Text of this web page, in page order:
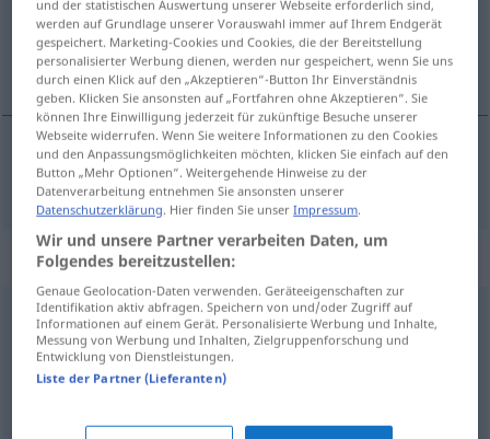
(Für mehr Details die Übersetzung anklicken/antippen)
直接の
直接の[chokusetsu no] direkt
Synonyme für "direkt"
unverändert
unumwunden
und der statistischen Auswertung unserer Webseite erforderlich sind,
werden auf Grundlage unserer Vorauswahl immer auf Ihrem Endgerät
gespeichert. Marketing-Cookies und Cookies, die der Bereitstellung
personalisierter Werbung dienen, werden nur gespeichert, wenn Sie uns
durch einen Klick auf den „Akzeptieren“-Button Ihr Einverständnis
geben. Klicken Sie ansonsten auf „Fortfahren ohne Akzeptieren“. Sie
können Ihre Einwilligung jederzeit für zukünftige Besuche unserer
Webseite widerrufen. Wenn Sie weitere Informationen zu den Cookies
und den Anpassungsmöglichkeiten möchten, klicken Sie einfach auf den
Button „Mehr Optionen“. Weitergehende Hinweise zu der
Datenverarbeitung entnehmen Sie ansonsten unserer
Datenschutzerklärung. Hier finden Sie unserImpressum.
Wir und unsere Partner verarbeiten Daten, um
Folgendes bereitzustellen:
Genaue Geolocation-Daten verwenden. Geräteeigenschaften zur
Identifikation aktiv abfragen. Speichern von und/oder Zugriff auf
Informationen auf einem Gerät. Personalisierte Werbung und Inhalte,
Messung von Werbung und Inhalten, Zielgruppenforschung und
Entwicklung von Dienstleistungen.
Liste der Partner (Lieferanten)